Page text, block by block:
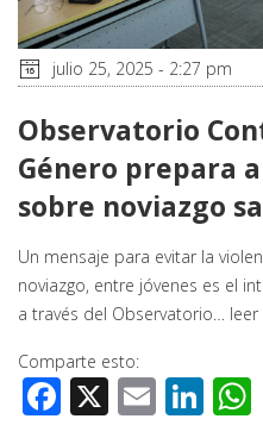
julio 25, 2025 - 2:27 pm
Observatorio
Género prepara
sobre noviazgo
Un mensaje para evitar la
noviazgo, entre jóvenes es el
a través del Observatorio… leer
Comparte esto:
Facebook
X Email